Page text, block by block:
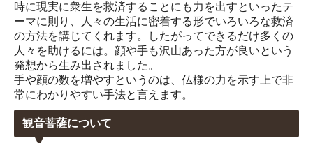
時に現実に衆生を救済することにも力を出すといったテ
ーマに則り、人々の生活に密着する形でいろいろな救済
の方法を講じてくれます。したがってできるだけ多くの
人々を助けるには。顔や手も沢山あった方が良いという
発想から生み出されました。
手や顔の数を増やすというのは、仏様の力を示す上で非
常にわかりやすい手法と言えます。
観音菩薩について